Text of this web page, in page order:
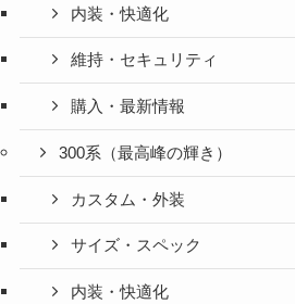
内装・快適化
維持・セキュリティ
購入・最新情報
300系（最高峰の輝き）
カスタム・外装
サイズ・スペック
内装・快適化